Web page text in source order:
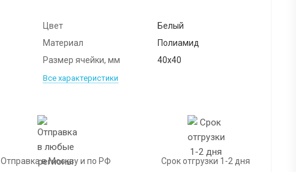
Цвет
Белый
Материал
Полиамид
Размер ячейки, мм
40х40
Все характеристики
Отправка в Москву и по РФ Срок отгрузки 1-2 дня